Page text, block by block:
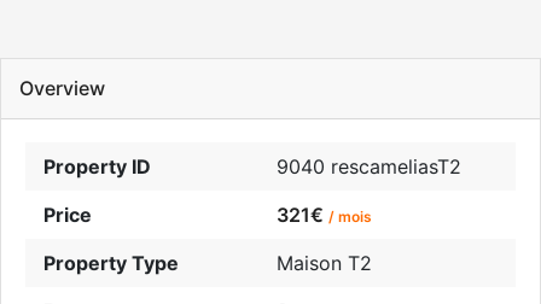
Overview
Property ID
9040 rescameliasT2
Price
321€ / mois
Property Type
Maison T2